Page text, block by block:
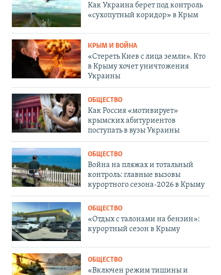
Как Украина берет под контроль
«сухопутный коридор» в Крым
КРЫМ И ВОЙНА
«Стереть Киев с лица земли». Кто
в Крыму хочет уничтожения
Украины
ОБЩЕСТВО
Как Россия «мотивирует»
крымских абитуриентов
поступать в вузы Украины
ОБЩЕСТВО
Война на пляжах и тотальный
контроль: главные вызовы
курортного сезона-2026 в Крыму
ОБЩЕСТВО
«Отдых с талонами на бензин»:
курортный сезон в Крыму
ОБЩЕСТВО
«Включен режим тишины и